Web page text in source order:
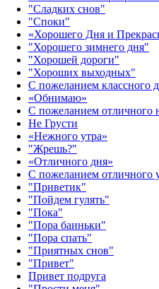
"Сладких снов"
"Споки"
«Хорошего Дня и
"Хорошего зимнего дня"
"Хорошей дороги"
"Хороших выходных"
С пожеланием классного
«Обнимаю»
С пожеланием отличного
Не Грусти
«Нежного утра»‎
"Жрешь?"
«Отличного дня»‎
С пожеланием отличного
"Приветик"
"Пойдем гулять"
"Пока"
"Пора баиньки"
"Пора спать"
"Приятных снов"
"Привет"
Привет подруга